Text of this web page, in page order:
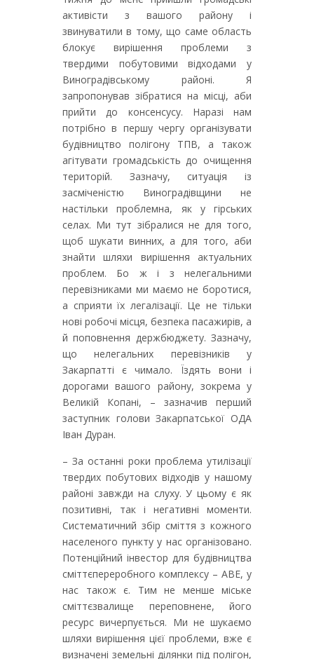
активісти з вашого району і
звинуватили в тому, що саме область
блокує вирішення проблеми з
твердими побутовими відходами у
Виноградівському районі. Я
запропонував зібратися на місці, аби
прийти до консенсусу. Наразі нам
потрібно в першу чергу організувати
будівництво полігону ТПВ, а також
агітувати громадськість до очищення
територій. Зазначу, ситуація із
засміченістю Виноградівщини не
настільки проблемна, як у гірських
селах. Ми тут зібралися не для того,
щоб шукати винних, а для того, аби
знайти шляхи вирішення актуальних
проблем. Бо ж і з нелегальними
перевізниками ми маємо не боротися,
а сприяти їх легалізації. Це не тільки
нові робочі місця, безпека пасажирів, а
й поповнення держбюджету. Зазначу,
що нелегальних перевізників у
Закарпатті є чимало. Їздять вони і
дорогами вашого району, зокрема у
Великій Копані, – зазначив перший
заступник голови Закарпатської ОДА
Іван Дуран.
– За останні роки проблема утилізації
твердих побутових відходів у нашому
районі завжди на слуху. У цьому є як
позитивні, так і негативні моменти.
Систематичний збір сміття з кожного
населеного пункту у нас організовано.
Потенційний інвестор для будівництва
сміттєпереробного комплексу – АВЕ, у
нас також є. Тим не менше міське
сміттєзвалище переповнене, його
ресурс вичерпується. Ми не шукаємо
шляхи вирішення цієї проблеми, вже є
визначені земельні ділянки під полігон,